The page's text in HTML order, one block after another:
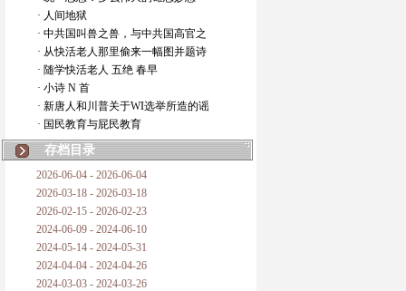
· 人间地狱
· 中共国叫兽之兽，与中共国高官之
· 从快活老人那里偷来一幅图并题诗
· 随学快活老人 五绝 春早
· 小诗 N 首
· 新唐人和川普关于WI选举所造的谣
· 国民教育与屁民教育
存档目录
2026-06-04 - 2026-06-04
2026-03-18 - 2026-03-18
2026-02-15 - 2026-02-23
2024-06-09 - 2024-06-10
2024-05-14 - 2024-05-31
2024-04-04 - 2024-04-26
2024-03-03 - 2024-03-26